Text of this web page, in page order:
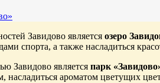
Завидово является озеро
спорта, а также насладиться
Завидово является парк
ароматом цветущих